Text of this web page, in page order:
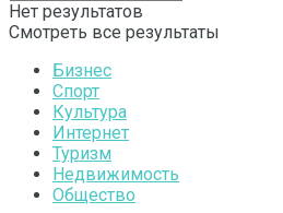
Нет результатов
Смотреть все результаты
Бизнес
Спорт
Культура
Интернет
Туризм
Недвижимость
Общество